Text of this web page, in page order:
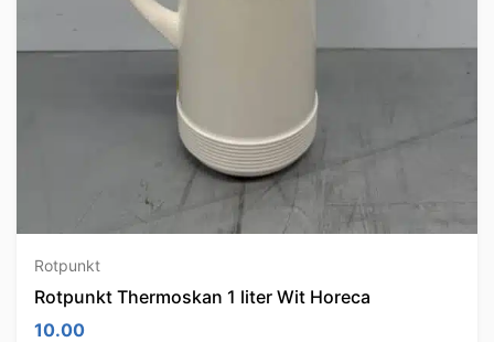
Rotpunkt
Rotpunkt Thermoskan 1 liter Wit Horeca
10.00